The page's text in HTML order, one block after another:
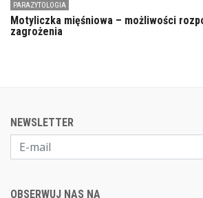
PARAZYTOLOGIA
Motyliczka mięśniowa – możliwości
zagrożenia
NEWSLETTER
OBSERWUJ NAS NA